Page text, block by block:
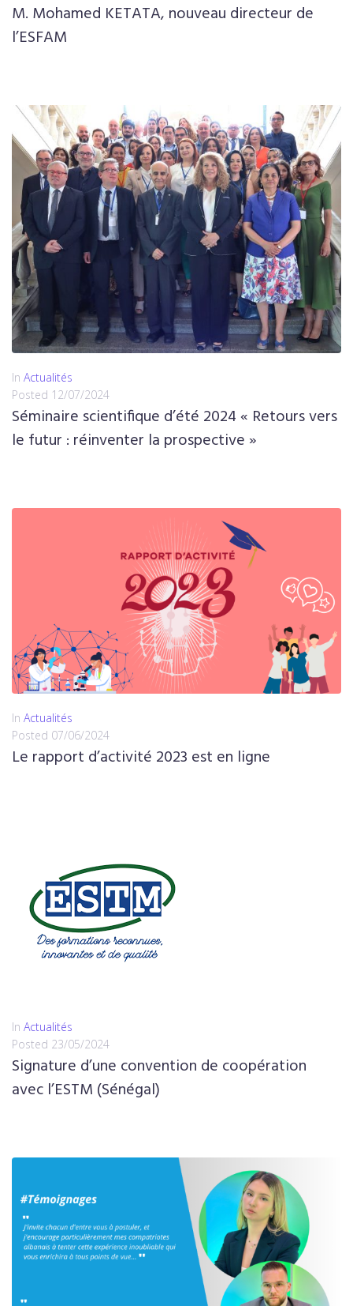
M. Mohamed KETATA, nouveau directeur de
l’ESFAM
In Actualités
Posted 12/07/2024
Séminaire scientifique d’été 2024 « Retours vers
le futur : réinventer la prospective »
In Actualités
Posted 07/06/2024
Le rapport d’activité 2023 est en ligne
In Actualités
Posted 23/05/2024
Signature d’une convention de coopération
avec l’ESTM (Sénégal)